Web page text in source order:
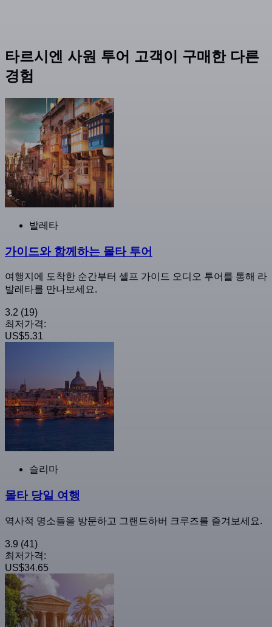
타르시엔 사원 투어 고객이 구매한 다른
경험
발레타
가이드와 함께하는 몰타 투어
여행지에 도착한 순간부터 셀프 가이드 오디오 투어를 통해 라
발레타를 만나보세요.
3.2 (19)
최저가격:
US$5.31
슬리마
몰타 당일 여행
역사적 명소들을 방문하고 그랜드하버 크루즈를 즐겨보세요.
3.9 (41)
최저가격:
US$34.65